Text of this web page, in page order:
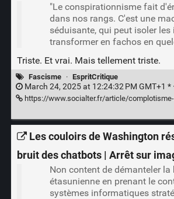
"Le conspirationnisme fait
dans nos rangs. C'est une
séduisante, qui peut isoler
transformer en fachos en
Triste. Et vrai. Mais tellement triste.
Fascisme · EspritCritique
March 24, 2025 at 12:24:32 PM GMT+1 * ·
https://www.socialter.fr/article/complotisme-militants-ecolos-
Les couloirs de Washington
bruit des chatbots | Arrêt sur
Non content de démanteler la
étasunienne en prenant le
systèmes informatiques